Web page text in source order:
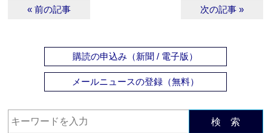
« 前の記事 次の記事 »
購読の申込み（新聞 / 電子版）
メールニュースの登録（無料）
検 索